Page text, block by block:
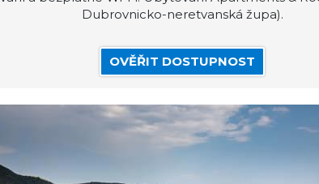
Dubrovnicko-neretvanská župa).
OVĚŘIT DOSTUPNOST